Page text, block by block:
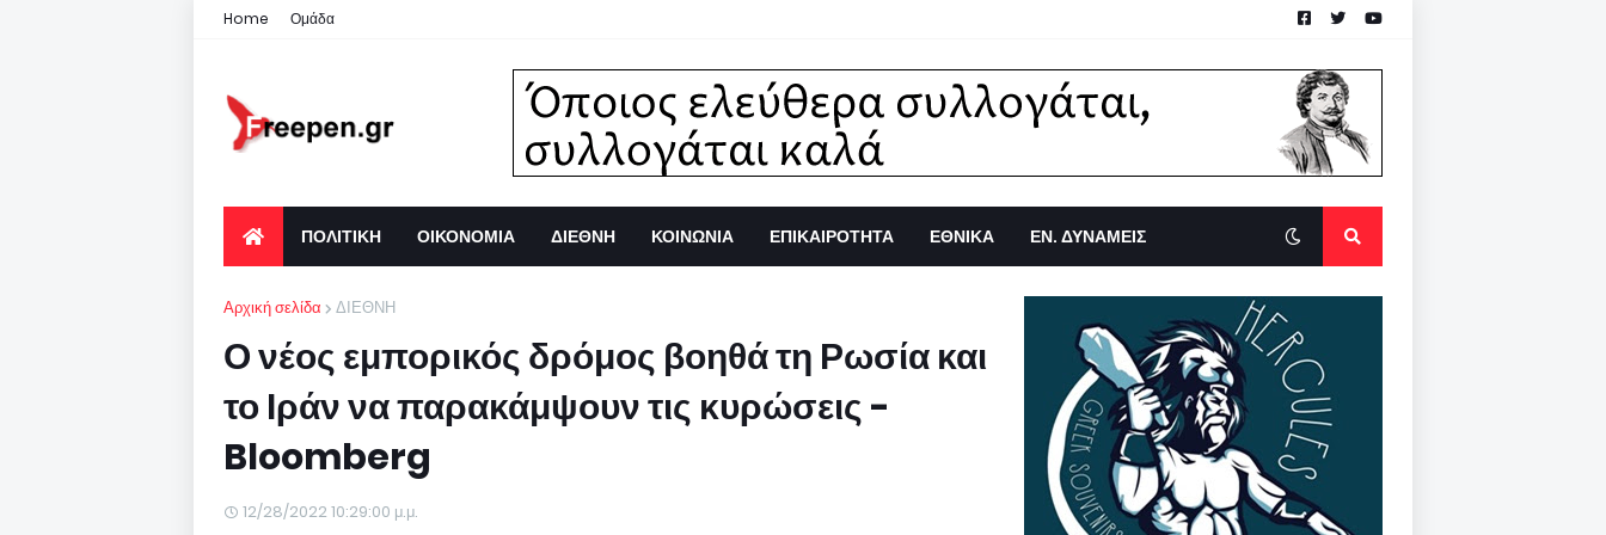
Home Ομάδα
ΠΟΛΙΤΙΚΗ ΟΙΚΟΝΟΜΙΑ ΔΙΕΘΝΗ ΚΟΙΝΩΝΙΑ ΕΠΙΚΑΙΡΟΤΗΤΑ ΕΘΝΙΚΑ ΕΝ. ΔΥΝΑΜΕΙΣ
Αρχική σελίδα ΔΙΕΘΝΗ
Ο νέος εμπορικός δρόμος βοηθά τη Ρωσία και
το Ιράν να παρακάμψουν τις κυρώσεις -
Bloomberg
12/28/2022 10:29:00 μ.μ.